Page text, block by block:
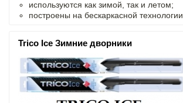
используются как зимой, так и летом;
построены на бескаркасной технологии.
Trico Ice Зимние дворники